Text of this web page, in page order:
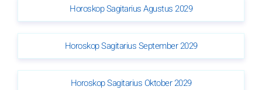
Horoskop Sagitarius Agustus 2029
Horoskop Sagitarius September 2029
Horoskop Sagitarius Oktober 2029